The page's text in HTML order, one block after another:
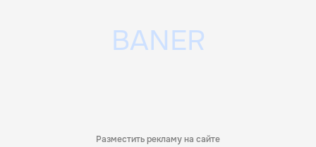
Разместить рекламу на сайте